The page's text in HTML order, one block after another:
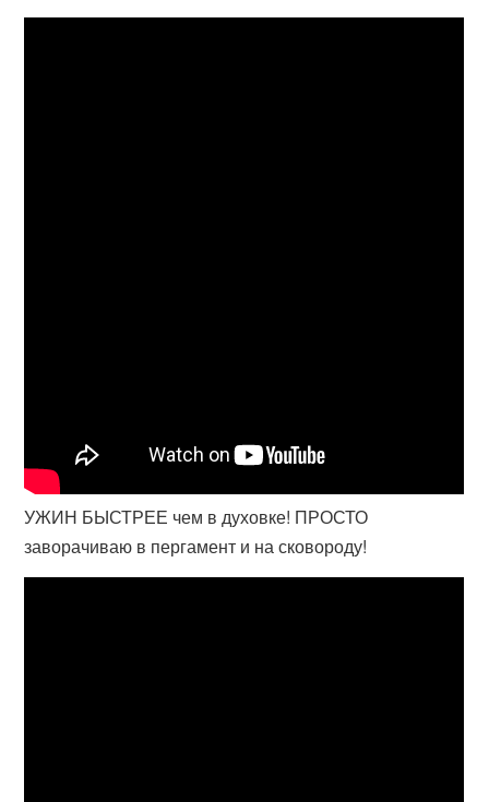
УЖИН БЫСТРЕЕ чем в духовке! ПРОСТО
заворачиваю в пергамент и на сковороду!